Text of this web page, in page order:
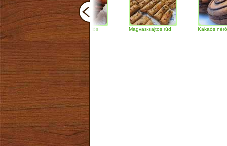
Csokoládés-diós
szendvics
Magvas-sajtos rúd Kakaós néró